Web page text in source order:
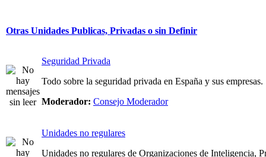
Otras Unidades Publicas, Privadas o sin Definir
Seguridad Privada
Todo sobre la seguridad privada en España y sus empresas.
Moderador: Consejo Moderador
Unidades no regulares
Unidades no regulares de Organizaciones de Inteligencia,